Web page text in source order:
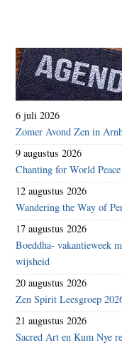
6 juli 2026
Zomer Avond Zen in
9 augustus 2026
Chanting for World Peace
12 augustus 2026
Wandering the Way of
17 augustus 2026
Boeddha- vakantieweek
wijsheid
20 augustus 2026
Zen Spirit Leesgroep
21 augustus 2026
Sacred Art en Kum Nye